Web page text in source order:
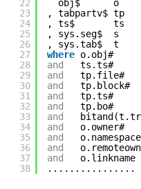
22
23
24
25
26
27
28
29
30
31
32
33
34
35
36
37
38
obj$      o
, tabpartv$ tp
, ts$       ts
, sys.seg$  s
, sys.tab$  t
where o.obj#
and
ts.ts#
and
tp.file#
and
tp.block#
and
tp.ts#
and
tp.bo#
and
and
o.owner#
and
and
and
................